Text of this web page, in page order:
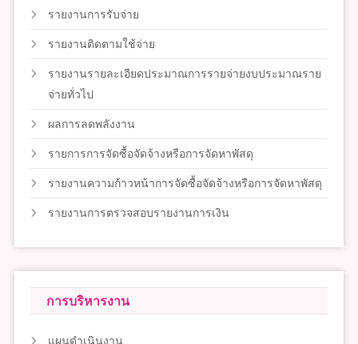
รายงานการรับจ่าย
รายงานติดตามใช้จ่าย
รายงานรายละเอียดประมาณการรายจ่ายงบประมาณราย
จ่ายทั่วไป
ผลการลดพลังงาน
รายการการจัดซื้อจัดจ้างหรือการจัดหาพัสดุ
รายงานความก้าวหน้าการจัดซื้อจัดจ้างหรือการจัดหาพัสดุ
รายงานการตรวจสอบรายงานการเงิน
การบริหารงาน
แผนดำเนินงาน